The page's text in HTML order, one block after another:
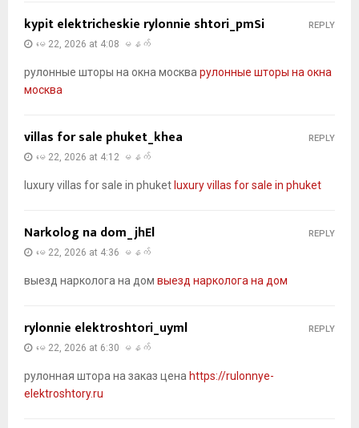
kypit elektricheskie rylonnie shtori_pmSi
မေ 22, 2026 at 4:08 မနက်
рулонные шторы на окна москва рулонные шторы на окна
москва
REPLY
villas for sale phuket_khea
မေ 22, 2026 at 4:12 မနက်
luxury villas for sale in phuket luxury villas for sale in phuket
REPLY
Narkolog na dom_jhEl
မေ 22, 2026 at 4:36 မနက်
выезд нарколога на дом выезд нарколога на дом
REPLY
rylonnie elektroshtori_uyml
မေ 22, 2026 at 6:30 မနက်
рулонная штора на заказ цена https://rulonnye-
elektroshtory.ru
REPLY